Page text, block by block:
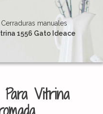
manuales
1556 Gato Ideace
Vitrina